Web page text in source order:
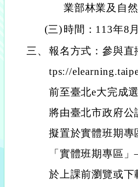
業部林業及自
(三) 時間：113年8
三、 報名方式：參與直
tps://
前至臺北e大完成
將由臺北市政府
擬置於實體班期
「實體班期專區
於上課前瀏覽或下